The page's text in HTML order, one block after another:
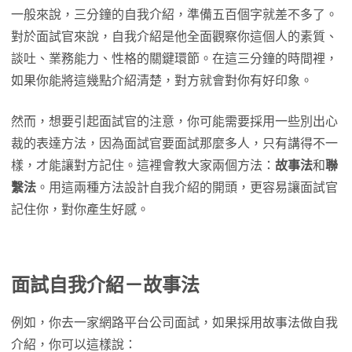
一般來說，三分鐘的自我介紹，準備五百個字就差不多了。
對於面試官來說，自我介紹是他全面觀察你這個人的素質、
談吐、業務能力、性格的關鍵環節。在這三分鐘的時間裡，
如果你能將這幾點介紹清楚，對方就會對你有好印象。
然而，想要引起面試官的注意，你可能需要採用一些別出心
裁的表達方法，因為面試官要面試那麼多人，只有講得不一
樣，才能讓對方記住。這裡會教大家兩個方法： 故事法和聯
繫法 。用這兩種方法設計自我介紹的開頭，更容易讓面試官
記住你，對你產生好感。
面試自我介紹－故事法
例如，你去一家網路平台公司面試，如果採用故事法做自我
介紹，你可以這樣說：